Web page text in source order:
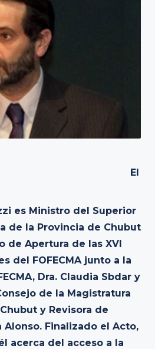
El
es Ministro del Superior
de la Provincia de Chubut
de Apertura de las XVI
del FOFECMA junto a la
Dra. Claudia Sbdar y
de la Magistratura
y Revisora de
Alonso. Finalizado el Acto,
acerca del acceso a la